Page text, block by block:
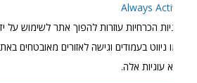
Always
הכרחיות עוזרות להפוך אתר לשימוש על ידי
ניווט בעמודים וגישה לאזורים מאובטחים
עוגיות אלה.